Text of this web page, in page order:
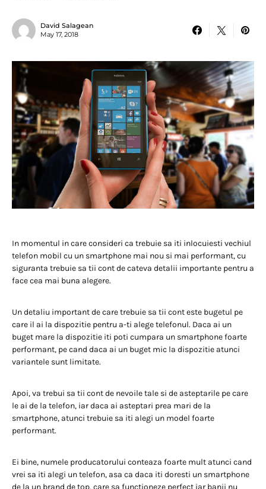
David Salagean
May 17, 2018
In momentul in care consideri ca trebuie sa iti inlocuiesti vechiul
telefon mobil cu un smartphone mai nou si mai performant, cu
siguranta trebuie sa tii cont de cateva detalii importante pentru a
face cea mai buna alegere.
Un detaliu important de care trebuie sa tii cont este bugetul pe
care il ai la dispozitie pentru a-ti alege telefonul. Daca ai un
buget mare la dispozitie iti poti cumpara un smartphone foarte
performant, pe cand daca ai un buget mic la dispozitie atunci
variantele sunt limitate.
Apoi, va trebui sa tii cont de nevoile tale si de asteptarile pe care
le ai de la telefon, iar daca ai asteptari prea mari de la
smartphone, atunci trebuie sa iti alegi un model foarte
performant.
Ei bine, numele producatorului conteaza foarte mult atunci cand
vrei sa iti alegi un telefon, asa ca daca iti doresti un smartphone